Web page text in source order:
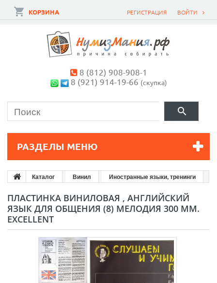
ВОЙТИ
РЕГИСТРАЦИЯ
КОРЗИНА
8 (812) 908-908-1
8 (921) 914-19-66 (скупка)
РАЗДЕЛЫ МЕНЮ
Каталог Винил Иностранные языки, тренинги
ПЛАСТИНКА ВИНИЛОВАЯ , АНГЛИЙСКИЙ
ЯЗЫК ДЛЯ ОБЩЕНИЯ (8) МЕЛОДИЯ 300 ММ.
EXCELLENT